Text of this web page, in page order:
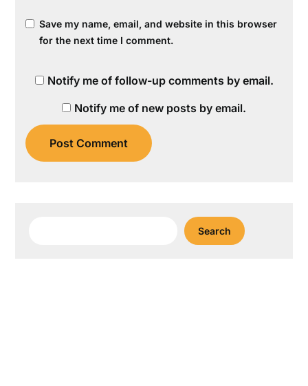
Save my name, email, and website in this browser
for the next time I comment.
Notify me of follow-up comments by email.
Notify me of new posts by email.
Search